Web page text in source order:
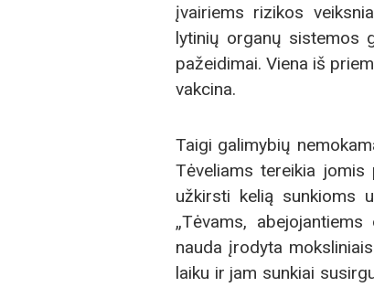
įvairiems rizikos
lytinių organų sistemos
pažeidimai. Viena iš
vakcina.
Taigi galimybių
Tėveliams tereikia
užkirsti kelią sunkioms
„Tėvams,
nauda įrodyta
laiku ir jam sunkiai